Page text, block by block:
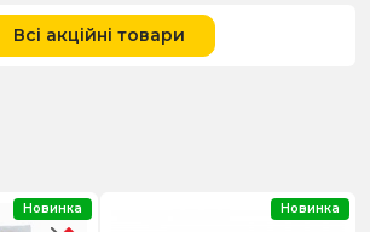
Всі акційні товари
Новинка Новинка